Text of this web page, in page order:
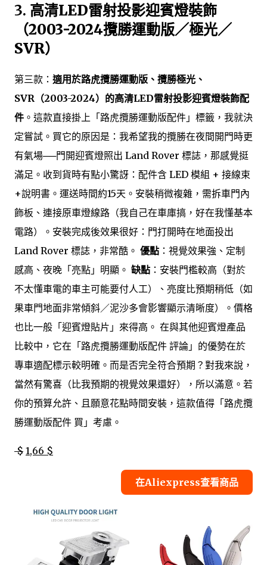
3. 高清LED雷射投影迎賓燈裝飾
（2003-2024攬勝運動版／極光／
SVR）
第三款： 適用於路虎攬勝運動版、攬勝極光、
SVR（2003-2024）的高清LED雷射投影迎賓燈裝飾配
件 。這款直接掛上「路虎攬勝運動版配件」標籤，我就決
定嘗試。買它的原因是：我希望我的攬勝在夜間開門時更
有氣場──門開迎賓燈照出 Land Rover 標誌，那感覺挺
滿足。收到貨時有點小驚訝：配件含 LED 模組 + 接線束
+說明書。運送時間約15天。安裝稍微複雜，需拆車門內
飾板、連接原車燈線路（我自己在車庫搞，好在我懂基本
電路）。安裝完成後效果很好：門打開時在地面投出
Land Rover 標誌，非常酷。 優點 ：視覺效果強、定制
感高、夜晚「亮點」明顯。 缺點 ：安裝門檻較高（對於
不太懂車電的車主可能要付人工）、亮度比預期稍低（如
果車門地面非常傾斜／泥沙多會影響顯示清晰度）。價格
也比一般「迎賓燈貼片」來得高。 在與其他迎賓燈產品
比較中，它在「路虎攬勝運動版配件 評論」的優勢在於
專車適配標示較明確。而是否完全符合預期？對我來說，
當然有驚喜（比我預期的視覺效果還好），所以滿意。若
你的預算允許、且願意花點時間安裝，這款值得「路虎攬
勝運動版配件 買」考慮。
$ 1,66 $
在Aliexpress查看商品